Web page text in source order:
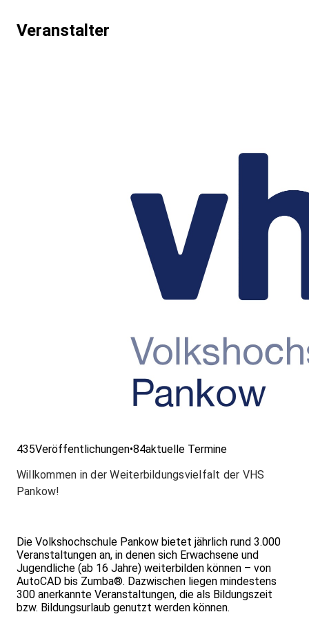
Veranstalter
435Veröffentlichungen•84aktuelle Termine
Willkommen in der Weiterbildungsvielfalt der VHS
Pankow!
Die Volkshochschule Pankow bietet jährlich rund 3.000
Veranstaltungen an, in denen sich Erwachsene und
Jugendliche (ab 16 Jahre) weiterbilden können – von
AutoCAD bis Zumba®. Dazwischen liegen mindestens
300 anerkannte Veranstaltungen, die als Bildungszeit
bzw. Bildungsurlaub genutzt werden können.